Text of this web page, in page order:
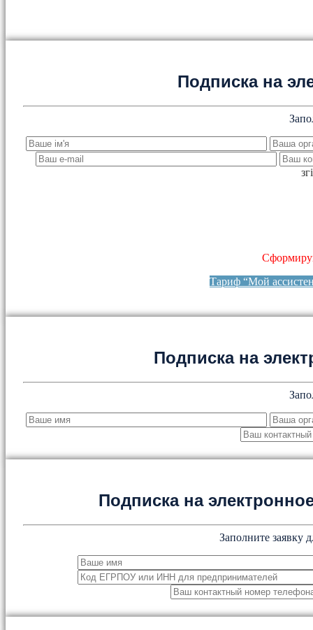
Подписка на
Тариф “Мой
Подписка на
Подписка на
Заполните заявку